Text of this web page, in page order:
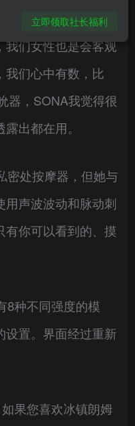
让女性重新购买他
我们女性也是会客观
我们心中有数，比
器，SONA我觉得很
出都在用。
密处按摩器，但她与
用声波波动和脉动刺
有你可以看到的、摸
8种不同强度的模
设置。界面经过重新
果您喜欢冰镇朗姆
立即领取社长福利